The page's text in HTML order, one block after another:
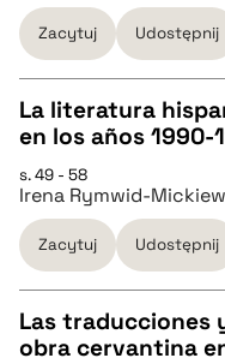
pobierz cytat
BIBTEX
pobierz cytat
Zacytuj Udostępnij
pobierz cytat
BIBTEX
La literatura
en los años 1990-
s. 49 - 58
Irena Rymwid-
Zacytuj Udostępnij
Las traducciones
obra cervantina